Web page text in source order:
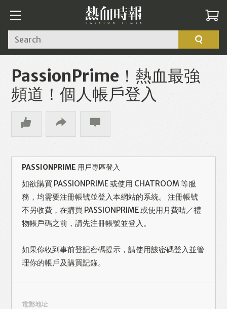
Search
PassionPrime！熱血最強
頻道！個人帳戶登入
PASSIONPRIME 用戶專區登入
如欲購買 PASSIONPRIME 或使用 CHATROOM 等服
務，均需要注冊帳號並登入本網站的系統。 注冊帳號
不另收費，在購買 PASSIONPRIME 或使用月費咭／禮
物帳戶碼之前，請先注冊帳號並登入。
如果你收到事前登記密碼提示，請使用該密碼登入並管
理你的帳戶及購買記錄。
電郵地址